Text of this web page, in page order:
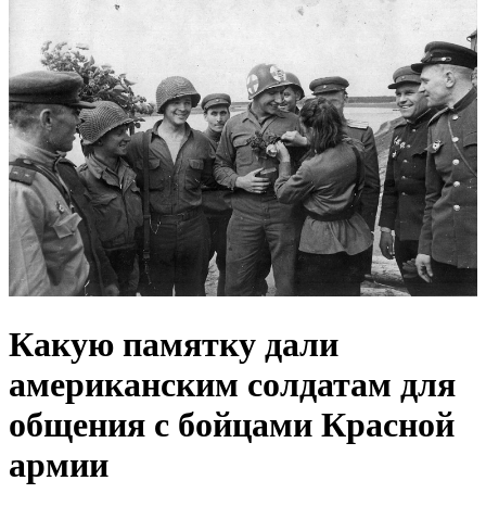
Какую памятку дали
американским солдатам для
общения с бойцами Красной
армии